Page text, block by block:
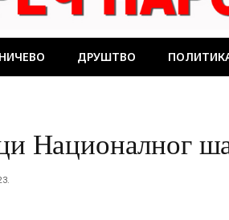
ДРУШТВО
Националног